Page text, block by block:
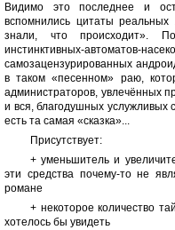
Видимо это последнее и
вспомнились цитаты
знали, что происходит».
инстинктивных-
самозацензурированных
в таком «песенном» раю,
администраторов, увлечённых
и вся, благодушных услужливых
есть та самая «сказка»...
Присутствует:
+ уменьшитель и
эти средства почему-то не
романе
+ некоторое количество
хотелось бы увидеть